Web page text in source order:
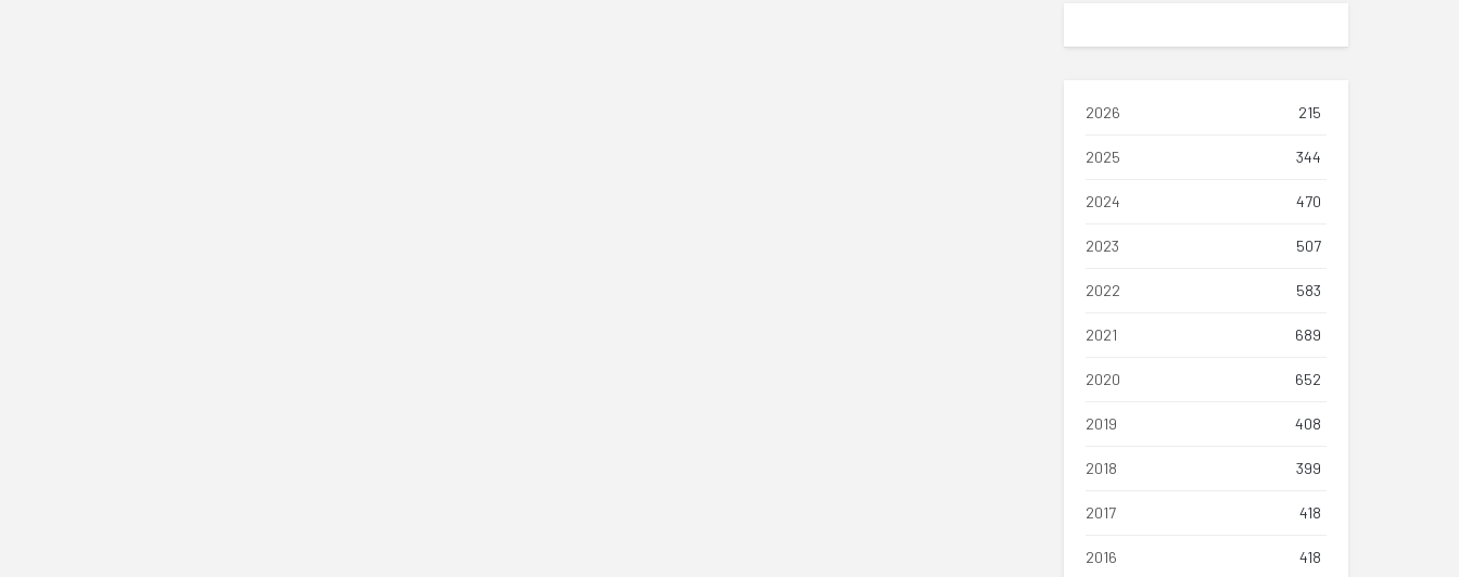
2026 215
2025 344
2024 470
2023 507
2022 583
2021 689
2020 652
2019 408
2018 399
2017 418
2016 418